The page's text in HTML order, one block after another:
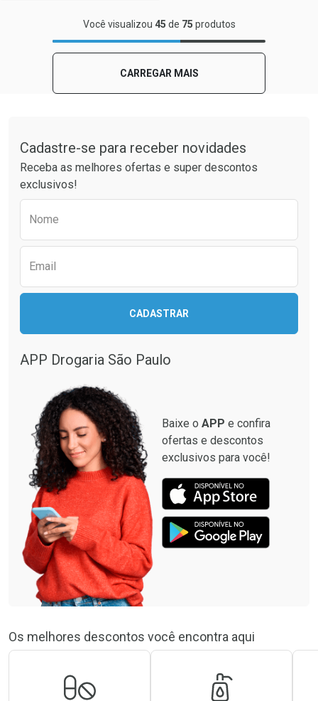
FECHAR
Laboratório
Comprar sem Desconto
Por R$ 139,90/cada
FECHAR
Por Menos
Comprar sem Desconto
Por R$ 139,90/cada
Você visualizou 45 de 75 produtos
CARREGAR MAIS
Cadastre-se para receber novidades
Receba as melhores ofertas e super descontos
exclusivos!
Nome
Email
CADASTRAR
APP Drogaria São Paulo
Baixe o APP e confira
ofertas e descontos
exclusivos para você!
Os melhores descontos você encontra aqui